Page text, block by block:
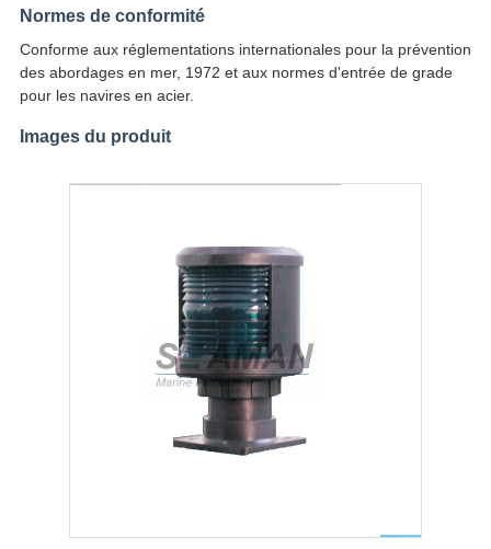
Normes de conformité
Conforme aux réglementations internationales pour la prévention
des abordages en mer, 1972 et aux normes d'entrée de grade
pour les navires en acier.
Images du produit